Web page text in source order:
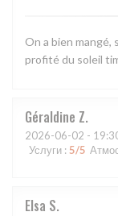
On a bien mangé,
profité du soleil
Géraldine Z
2026-06-02 -
Услуги : 5/5
Elsa S